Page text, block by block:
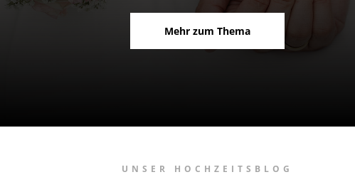
Mehr zum Thema
UNSER HOCHZEITSBLOG